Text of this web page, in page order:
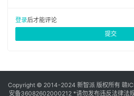
登录后才能评论
提交
Copyright © 2014-2024 新智派 版权所有 赣
安备36082602000212 *请勿发布违反法律法